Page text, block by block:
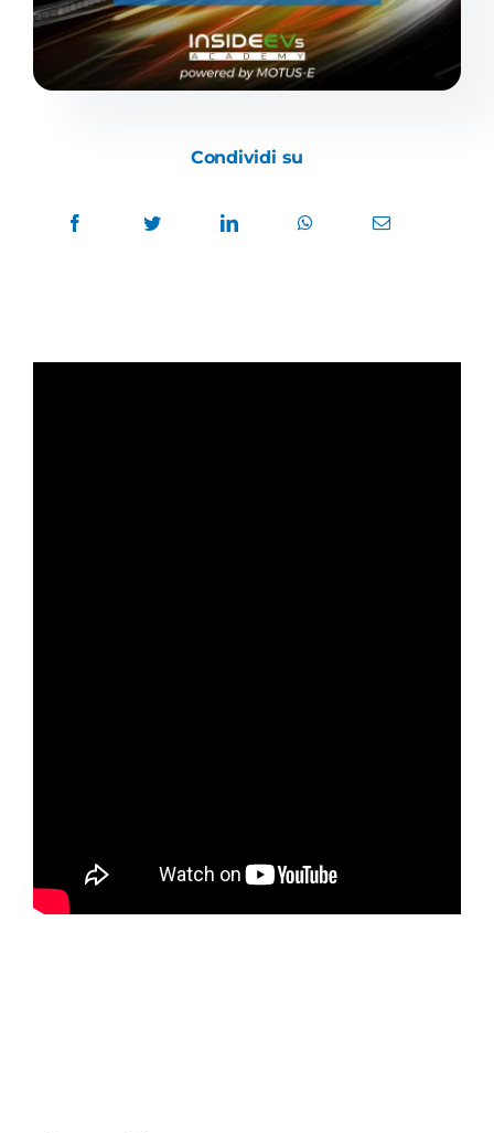
Academy
Condividi su